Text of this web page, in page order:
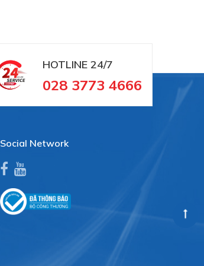
HOTLINE 24/7
028 3773 4666
Social Network